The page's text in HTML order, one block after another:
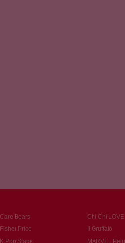
Care Bears
Chi Chi LOVE
Fisher Price
Il Gruffalò
K Pop Stage MARVEL